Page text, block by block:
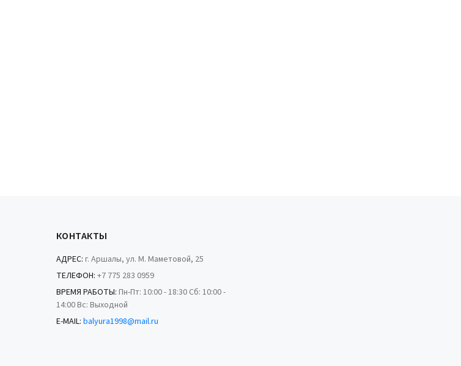
КОНТАКТЫ
АДРЕС: г. Аршалы, ул. М. Маметовой, 25
ТЕЛЕФОН: +7 775 283 0959
ВРЕМЯ РАБОТЫ: Пн-Пт: 10:00 - 18:30 Сб: 10:00 -
14:00 Вс: Выходной
E-MAIL: balyura1998@mail.ru